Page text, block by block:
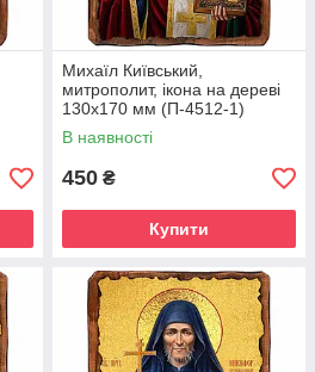
Михаїл Київський,
митрополит, ікона на дереві
130х170 мм (П-4512-1)
В наявності
450 ₴
Купити